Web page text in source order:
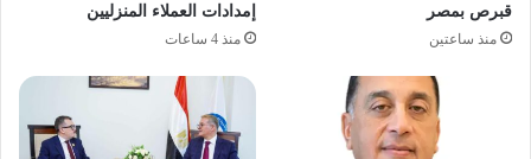
قبرص بمصر
منذ ساعتين
إمدادات العملاء المنزليين
منذ 4 ساعات